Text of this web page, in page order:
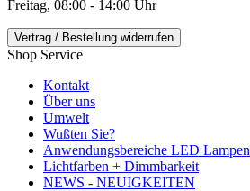
Freitag, 08:00 - 14:00 Uhr
Vertrag / Bestellung widerrufen
Shop Service
Kontakt
Über uns
Umwelt
Wußten Sie?
Anwendungsbereiche LED Lampen
Lichtfarben + Dimmbarkeit
NEWS - NEUIGKEITEN